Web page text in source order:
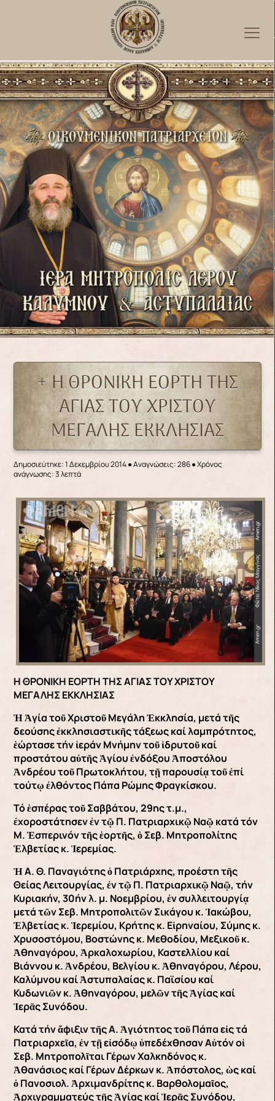
+ Η ΘΡΟΝΙΚΗ ΕΟΡΤΗ ΤΗΣ
ΑΓΙΑΣ ΤΟΥ ΧΡΙΣΤΟΥ
ΜΕΓΑΛΗΣ ΕΚΚΛΗΣΙΑΣ
Δημοσιεύτηκε: 1 Δεκεμβρίου 2014●Αναγνώσεις: 286● Χρόνος
ανάγνωσης: 3 λεπτά
Η ΘΡΟΝΙΚΗ ΕΟΡΤΗ ΤΗΣ ΑΓΙΑΣ ΤΟΥ ΧΡΙΣΤΟΥ
ΜΕΓΑΛΗΣ ΕΚΚΛΗΣΙΑΣ
Ἡ Ἁγία τοῦ Χριστοῦ Μεγάλη Ἐκκλησία, μετά τῆς
δεούσης ἐκκλησιαστικῆς τάξεως καί λαμπρότητος,
ἑώρτασε τήν ἱεράν Μνήμην τοῦ ἱδρυτοῦ καί
προστάτου αὐτῆς Ἁγίου ἐνδόξου Ἀποστόλου
Ἀνδρέου τοῦ Πρωτοκλήτου, τῇ παρουσίᾳ τοῦ ἐπί
τούτῳ ἐλθόντος Πάπα Ρώμης Φραγκίσκου.
Τό ἑσπέρας τοῦ Σαββάτου, 29ης τ.μ.,
ἐχοροστάτησεν ἐν τῷ Π. Πατριαρχικῷ Ναῷ κατά τόν
Μ. Ἑσπερινόν τῆς ἑορτῆς, ὁ Σεβ. Μητροπολίτης
Ἑλβετίας κ. Ἱερεμίας.
Ἡ Α. Θ. Παναγιότης ὁ Πατριάρχης, προέστη τῆς
Θείας Λειτουργίας, ἐν τῷ Π. Πατριαρχικῷ Ναῷ, τήν
Κυριακήν, 30ήν λ. μ. Νοεμβρίου, ἐν συλλειτουργίᾳ
μετά τῶν Σεβ. Μητροπολιτῶν Σικάγου κ. Ἰακώβου,
Ἑλβετίας κ. Ἱερεμίου, Κρήτης κ. Εἰρηναίου, Σύμης κ.
Χρυσοστόμου, Βοστώνης κ. Μεθοδίου, Μεξικοῦ κ.
Ἀθηναγόρου, Ἀρκαλοχωρίου, Καστελλίου καί
Βιάννου κ. Ἀνδρέου, Βελγίου κ. Ἀθηναγόρου, Λέρου,
Καλύμνου καί Ἀστυπαλαίας κ. Παϊσίου καί
Κυδωνιῶν κ. Ἀθηναγόρου, μελῶν τῆς Ἁγίας καί
Ἱερᾶς Συνόδου.
Κατά τήν ἄφιξιν τῆς Α. Ἁγιότητος τοῦ Πάπα εἰς τά
Πατριαρχεῖα, ἐν τῇ εἰσόδῳ ὑπεδέχθησαν Αὐτόν οἱ
Σεβ. Μητροπολῖται Γέρων Χαλκηδόνος κ.
Ἀθανάσιος καί Γέρων Δέρκων κ. Ἀπόστολος, ὡς καί
ὁ Πανοσιολ. Ἀρχιμανδρίτης κ. Βαρθολομαῖος,
Ἀρχιγραμματεύς τῆς Ἁγίας καί Ἱερᾶς Συνόδου,